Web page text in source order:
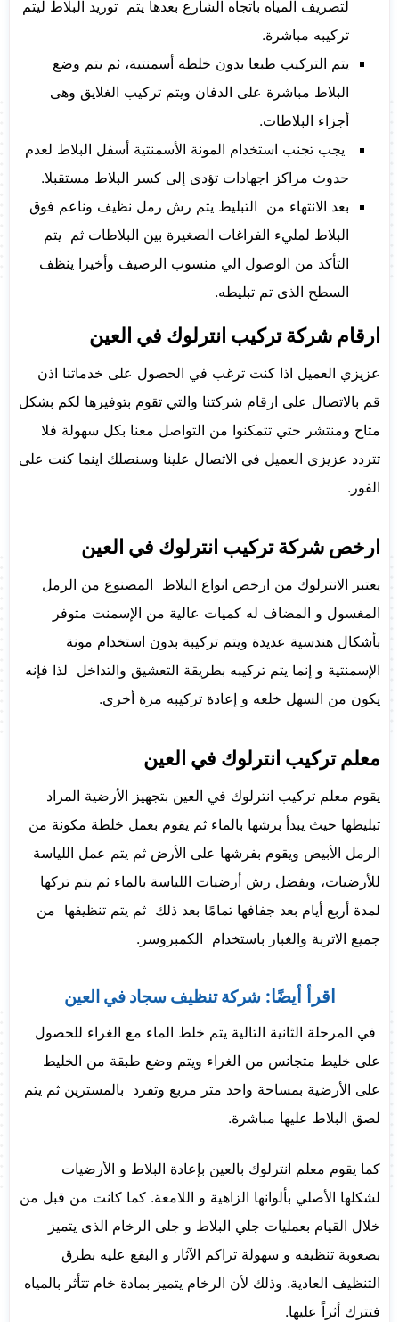
لتصريف المياه باتجاه الشارع بعدها يتم توريد البلاط ليتم
تركيبه مباشرة.
يتم التركيب طبعا بدون خلطة أسمنتية، ثم يتم وضع
البلاط مباشرة على الدفان ويتم تركيب الغلايق وهى
أجزاء البلاطات.
يجب تجنب استخدام المونة الأسمنتية أسفل البلاط لعدم
حدوث مراكز اجهادات تؤدى إلى كسر البلاط مستقبلا.
بعد الانتهاء من التبليط يتم رش رمل نظيف وناعم فوق
البلاط لمليء الفراغات الصغيرة بين البلاطات ثم يتم
التأكد من الوصول الي منسوب الرصيف وأخيرا ينظف
السطح الذى تم تبليطه.
ارقام شركة تركيب انترلوك في العين
عزيزي العميل اذا كنت ترغب في الحصول على خدماتنا اذن
قم بالاتصال على ارقام شركتنا والتي تقوم بتوفيرها لكم بشكل
متاح ومنتشر حتي تتمكنوا من التواصل معنا بكل سهولة فلا
تتردد عزيزي العميل في الاتصال علينا وسنصلك اينما كنت على
الفور.
ارخص شركة تركيب انترلوك في العين
يعتبر الانترلوك من ارخص انواع البلاط المصنوع من الرمل
المغسول و المضاف له كميات عالية من الإسمنت متوفر
بأشكال هندسية عديدة ويتم تركيبة بدون استخدام مونة
الإسمنتية و إنما يتم تركيبه بطريقة التعشيق والتداخل لذا فإنه
يكون من السهل خلعه و إعادة تركيبه مرة أخرى.
معلم تركيب انترلوك في العين
يقوم معلم تركيب انترلوك في العين بتجهيز الأرضية المراد
تبليطها حيث يبدأ برشها بالماء ثم يقوم بعمل خلطة مكونة من
الرمل الأبيض ويقوم بفرشها على الأرض ثم يتم عمل اللياسة
للأرضيات، ويفضل رش أرضيات اللياسة بالماء ثم يتم تركها
لمدة أربع أيام بعد جفافها تمامًا بعد ذلك ثم يتم تنظيفها من
جميع الاتربة والغبار باستخدام الكمبروسر.
اقرأ أيضًا: شركة تنظيف سجاد في العين
في المرحلة الثانية التالية يتم خلط الماء مع الغراء للحصول
على خليط متجانس من الغراء ويتم وضع طبقة من الخليط
على الأرضية بمساحة واحد متر مربع وتفرد بالمسترين ثم يتم
لصق البلاط عليها مباشرة.
كما يقوم معلم انترلوك بالعين بإعادة البلاط و الأرضيات
لشكلها الأصلي بألوانها الزاهية و اللامعة. كما كانت من قبل من
خلال القيام بعمليات جلي البلاط و جلى الرخام الذى يتميز
بصعوبة تنظيفه و سهولة تراكم الآثار و البقع عليه بطرق
التنظيف العادية. وذلك لأن الرخام يتميز بمادة خام تتأثر بالمياه
فتترك أثراً عليها.